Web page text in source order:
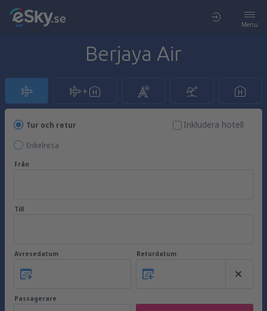
Menu
Berjaya Air
Tur och retur
Enkelresa
Inkludera hotell
Från
Till
Avresedatum Returdatum
Passagerare